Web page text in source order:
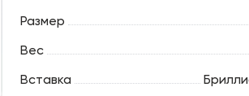
Размер
Вес
Вставка